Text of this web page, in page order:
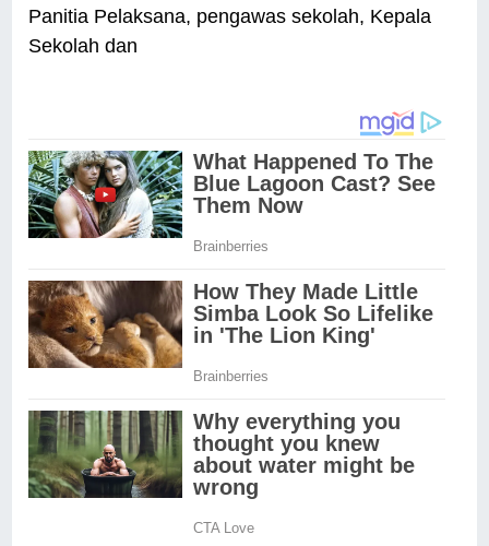
Panitia Pelaksana, pengawas sekolah, Kepala
Sekolah dan